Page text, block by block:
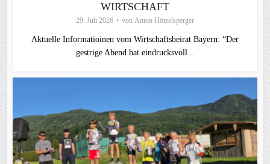
WIRTSCHAFT
29. Juli 2026 von Anton Hötzelsperger
Aktuelle Informatioinen vom Wirtschaftsbeirat Bayern: “Der
gestrige Abend hat eindrucksvoll...